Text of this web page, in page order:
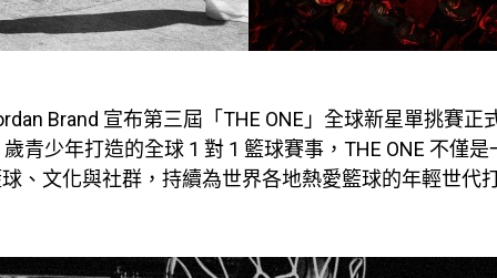
Brand 宣布第三屆「THE ONE」全球新星單挑賽正
青少年打造的全球 1 對 1 籃球賽事，THE ONE 不僅
、文化與社群，持續為世界各地熱愛籃球的年輕世代